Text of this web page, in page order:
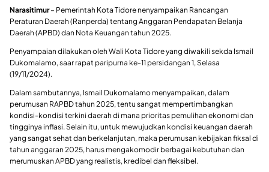
Narasitimur– Pemerintah Kota Tidore nenyampaikan Rancangan
Peraturan Daerah (Ranperda) tentang Anggaran Pendapatan Belanja
Daerah (APBD) dan Nota Keuangan tahun 2025.
Penyampaian dilakukan oleh Wali Kota Tidore yang diwakili sekda Ismail
Dukomalamo, saar rapat paripurna ke-11 persidangan 1, Selasa
(19/11/2024).
Dalam sambutannya, Ismail Dukomalamo menyampaikan, dalam
perumusan RAPBD tahun 2025, tentu sangat mempertimbangkan
kondisi-kondisi terkini daerah di mana prioritas pemulihan ekonomi dan
tingginya inflasi. Selain itu, untuk mewujudkan kondisi keuangan daerah
yang sangat sehat dan berkelanjutan, maka perumusan kebijakan fiksal di
tahun anggaran 2025, harus mengakomodir berbagai kebutuhan dan
merumuskan APBD yang realistis, kredibel dan fleksibel.